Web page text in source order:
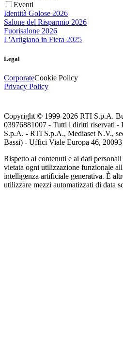
Eventi
Identità Golose 2026
Salone del Risparmio 2026
Fuorisalone 2026
L'Artigiano in Fiera 2025
Legal
CorporateCookie Policy
Privacy Policy
Copyright © 1999-2026 RTI S.p.A.
03976881007 - Tutti i diritti riservati -
S.p.A. - RTI S.p.A., Mediaset N.V.,
Bassi) - Uffici Viale Europa 46,
Rispetto ai contenuti e ai dati
vietata ogni utilizzazione funzionale
intelligenza artificiale generativa. È
utilizzare mezzi automatizzati di data